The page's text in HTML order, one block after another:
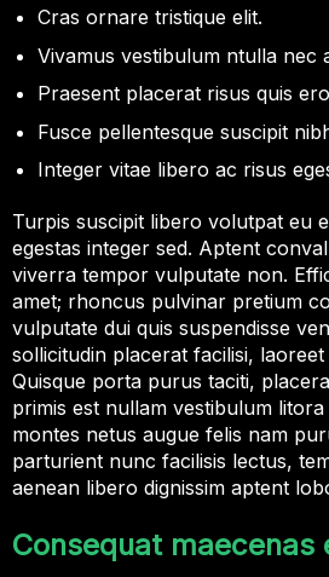
Cras ornare tristique elit.
Vivamus vestibulum ntulla nec
Praesent placerat risus quis
Fusce pellentesque suscipit
Integer vitae libero ac risus
Turpis suscipit libero volutpat eu
egestas integer sed. Aptent
viverra tempor vulputate non.
amet; rhoncus pulvinar pretium
vulputate dui quis suspendisse
sollicitudin placerat facilisi,
Quisque porta purus taciti,
primis est nullam vestibulum
montes netus augue felis nam
parturient nunc facilisis lectus,
aenean libero dignissim aptent
Consequat maecenas